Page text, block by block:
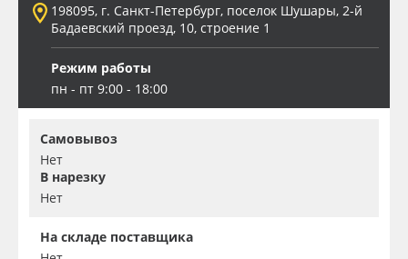
Заготовки для сувениров
198095, г. Санкт-Петербург, поселок Шушары, 2-й
Бадаевский проезд, 10, строение 1
Режим работы
пн - пт 9:00 - 18:00
Самовывоз
Нет
В нарезку
Нет
На складе поставщика